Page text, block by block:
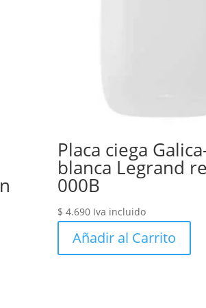
Placa ciega
blanca Legrand
000B
$ 4.690 Iva incluido
Añadir al Carrito